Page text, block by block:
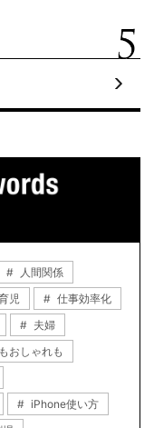
人間関係
児
仕事効率化
夫婦
おしゃれも
iPhone使い方